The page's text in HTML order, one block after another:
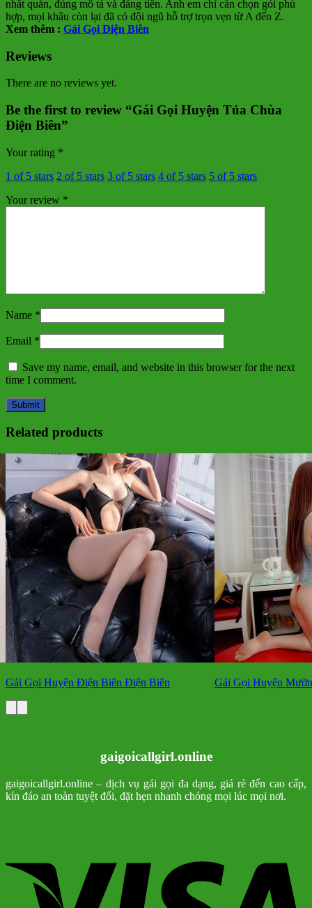
nhất quán, đúng mô tả và đáng tiền. Anh em chỉ cần chọn gói phù
hợp, mọi khâu còn lại đã có đội ngũ hỗ trợ trọn vẹn từ A đến Z.
Xem thêm : Gái Gọi Điện Biên
Reviews
There are no reviews yet.
Be the first to review “Gái Gọi Huyện Tủa Chùa
Điện Biên”
Your rating *
1 of 5 stars 2 of 5 stars 3 of 5 stars 4 of 5 stars 5 of 5 stars
Your review *
Name *
Email *
Save my name, email, and website in this browser for the next
time I comment.
Related products
Gái Gọi Huyện Điện Biên Điện Biên Gái Gọi Huyện
gaigoicallgirl.online
gaigoicallgirl.online – dịch vụ gái gọi đa dạng, giá rẻ đến cao cấp,
kín đáo an toàn tuyệt đối, đặt hẹn nhanh chóng mọi lúc mọi nơi.